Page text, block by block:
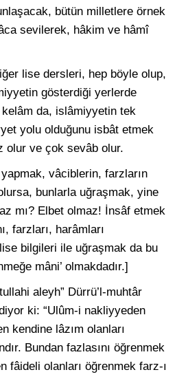
bütün milletlere örnek
sevilerek, hâkim ve hâmî
lise dersleri, hep böyle olup,
gösterdiği yerlerde
kelâm da, islâmiyyetin tek
yolu olduğunu isbât etmek
olur ve çok sevâb olur.
vâciblerin, farzların
bunlarla uğraşmak, yine
mı? Elbet olmaz! İnsâf etmek
farzları, harâmları
bilgileri ile uğraşmak da bu
mâni’ olmakdadır.]
aleyh” Dürrü’l-muhtâr
ki: “Ulûm-i nakliyyeden
kendine lâzım olanları
Bundan fazlasını öğrenmek
fâideli olanları öğrenmek farz-ı